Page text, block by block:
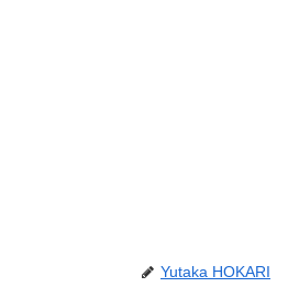
Yutaka HOKARI